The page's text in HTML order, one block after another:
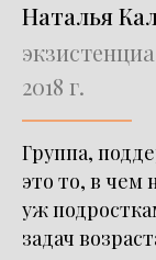
Наталья
2018 г.
Группа,
это то, в чем
уж
задач